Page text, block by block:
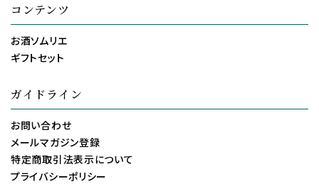
コンテンツ
お酒ソムリエ
ギフトセット
ガイドライン
お問い合わせ
メールマガジン登録
特定商取引法表示について
プライバシーポリシー